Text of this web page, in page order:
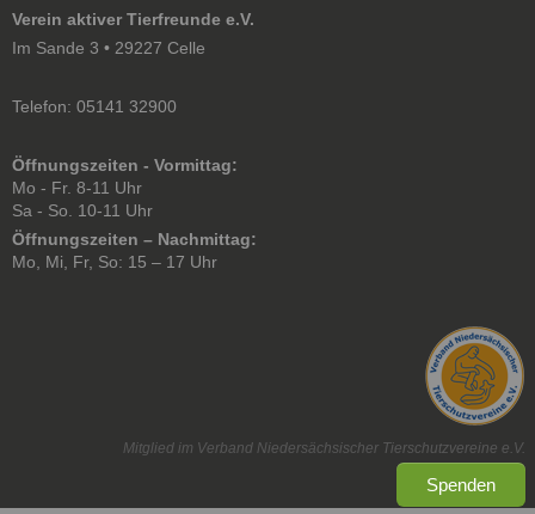
Verein aktiver Tierfreunde e.V.
Im Sande 3 • 29227 Celle
Telefon: 05141 32900
Öffnungszeiten - Vormittag:
Mo - Fr. 8-11 Uhr
Sa - So. 10-11 Uhr
Öffnungszeiten – Nachmittag:
Mo, Mi, Fr, So: 15 – 17 Uhr
Mitglied im Verband Niedersächsischer Tierschutzvereine e.V.
Spenden